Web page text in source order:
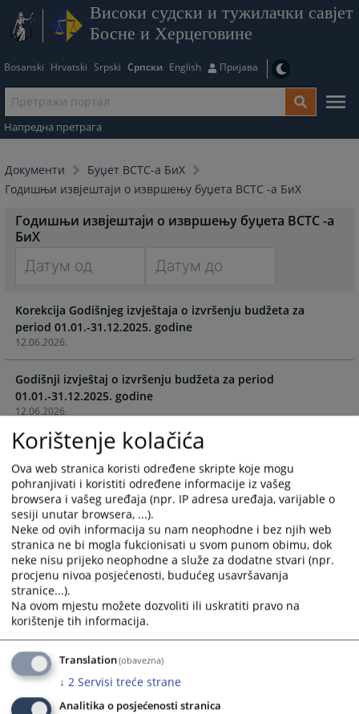
Високи судски и тужилачки савјет
Босне и Херцеговине
Bosanski Hrvatski Srpski Српски English Пријава
Напредна претрага
Документи
Буџет ВСТС-а БиХ
Годишњи извјештаји о извршењу буџета ВСТС -а БиХ
Годишњи извјештаји о извршењу буџета ВСТС -а
БиХ
forward
to
interact
with
the
calendar
and
select
a
date.
Press
the
question
mark
key
to
get
the
keyboard
shortcuts
for
changing
dates.
forward
to
with
the
calendar
and
select
a
date.
Press
the
question
mark
key
to
the
keyboard
shortcuts
for
changing
dates.
12.06.2026.
Korekcija Godišnjeg izvještaja o izvršenju budžeta za
period 01.01.-31.12.2025. godine
12.06.2026.
Godišnji izvještaj o izvršenju budžeta za period
01.01.-31.12.2025. godine
13.06.2025.
Корекција Годишњег извјештаја за период
01.01.-31.12.2024.
13.06.2025.
Годишњи извјештај о извршењу буџета за период
01.01.-31.12.2024. године
31.05.2024.
Годишњи извјештај о извршењу буџета за период
01.01.-31.12.2023. године
30.06.2023.
Годишњи извјештај о извршењу буџета за период
01.01.-31.12.2022. године
Korištenje kolačića
Ova web stranica koristi određene skripte koje mogu
pohranjivati i koristiti određene informacije iz vašeg
browsera i vašeg uređaja (npr. IP adresa uređaja, varijable o
sesiji unutar browsera, ...).
Neke od ovih informacija su nam neophodne i bez njih web
stranica ne bi mogla fukcionisati u svom punom obimu, dok
neke nisu prijeko neophodne a služe za dodatne stvari (npr.
procjenu nivoa posjećenosti, budućeg usavršavanja
stranice...).
Na ovom mjestu možete dozvoliti ili uskratiti pravo na
korištenje tih informacija.
Translation(obavezna)
↓ 2 Servisi treće strane
Analitika o posjećenosti stranica